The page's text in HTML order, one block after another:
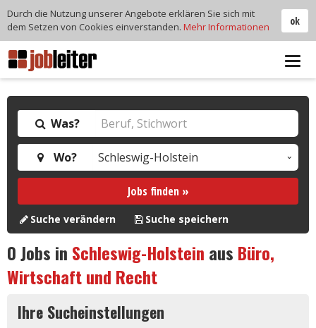
Was?
Wo?
Jobs finden »
Suche verändern Suche speichern
0Jobs in Schleswig-Holstein aus Büro,
Wirtschaft und Recht
Ihre Sucheinstellungen
ok
Durch die Nutzung unserer Angebote erklären Sie sich mit
dem Setzen von Cookies einverstanden. Mehr Informationen